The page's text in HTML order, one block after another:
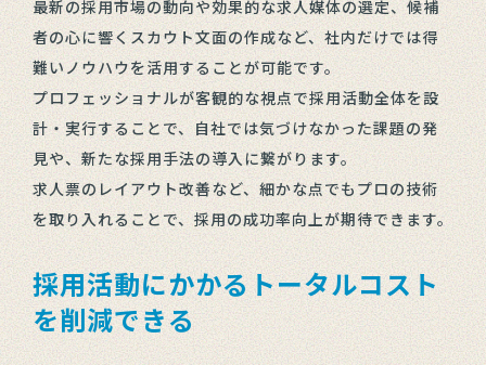
最新の採用市場の動向や効果的な求人媒体の選定、候補
者の心に響くスカウト文面の作成など、社内だけでは得
難いノウハウを活用することが可能です。
プロフェッショナルが客観的な視点で採用活動全体を設
計・実行することで、自社では気づけなかった課題の発
見や、新たな採用手法の導入に繋がります。
求人票のレイアウト改善など、細かな点でもプロの技術
を取り入れることで、採用の成功率向上が期待できます。
採用活動にかかるトータルコスト
を削減できる